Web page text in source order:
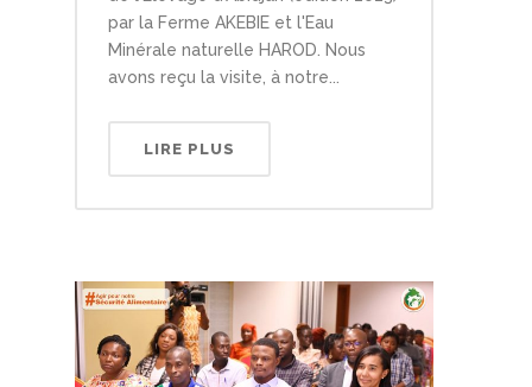
par la Ferme AKEBIE et l'Eau
Minérale naturelle HAROD. Nous
avons reçu la visite, à notre...
LIRE PLUS